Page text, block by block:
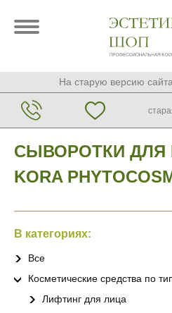
На старую версию сайта
СЫВОРОТКИ ДЛЯ
KORA
В категориях:
Все
Косметические средства по
Лифтинг для лица